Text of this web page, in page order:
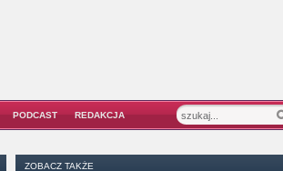
PODCAST REDAKCJA
ZOBACZ TAKŻE